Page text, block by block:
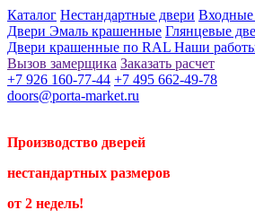
Каталог Нестандартные двери Входные
Двери Эмаль крашенные Глянцевые
Двери крашенные по RAL Наши
Вызов замерщика Заказать расчет
+7 926 160-77-44 +7 495 662-49-78
doors@porta-market.ru
Производство дверей
нестандартных размеров
от 2 недель!